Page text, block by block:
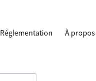
Réglementation À propos